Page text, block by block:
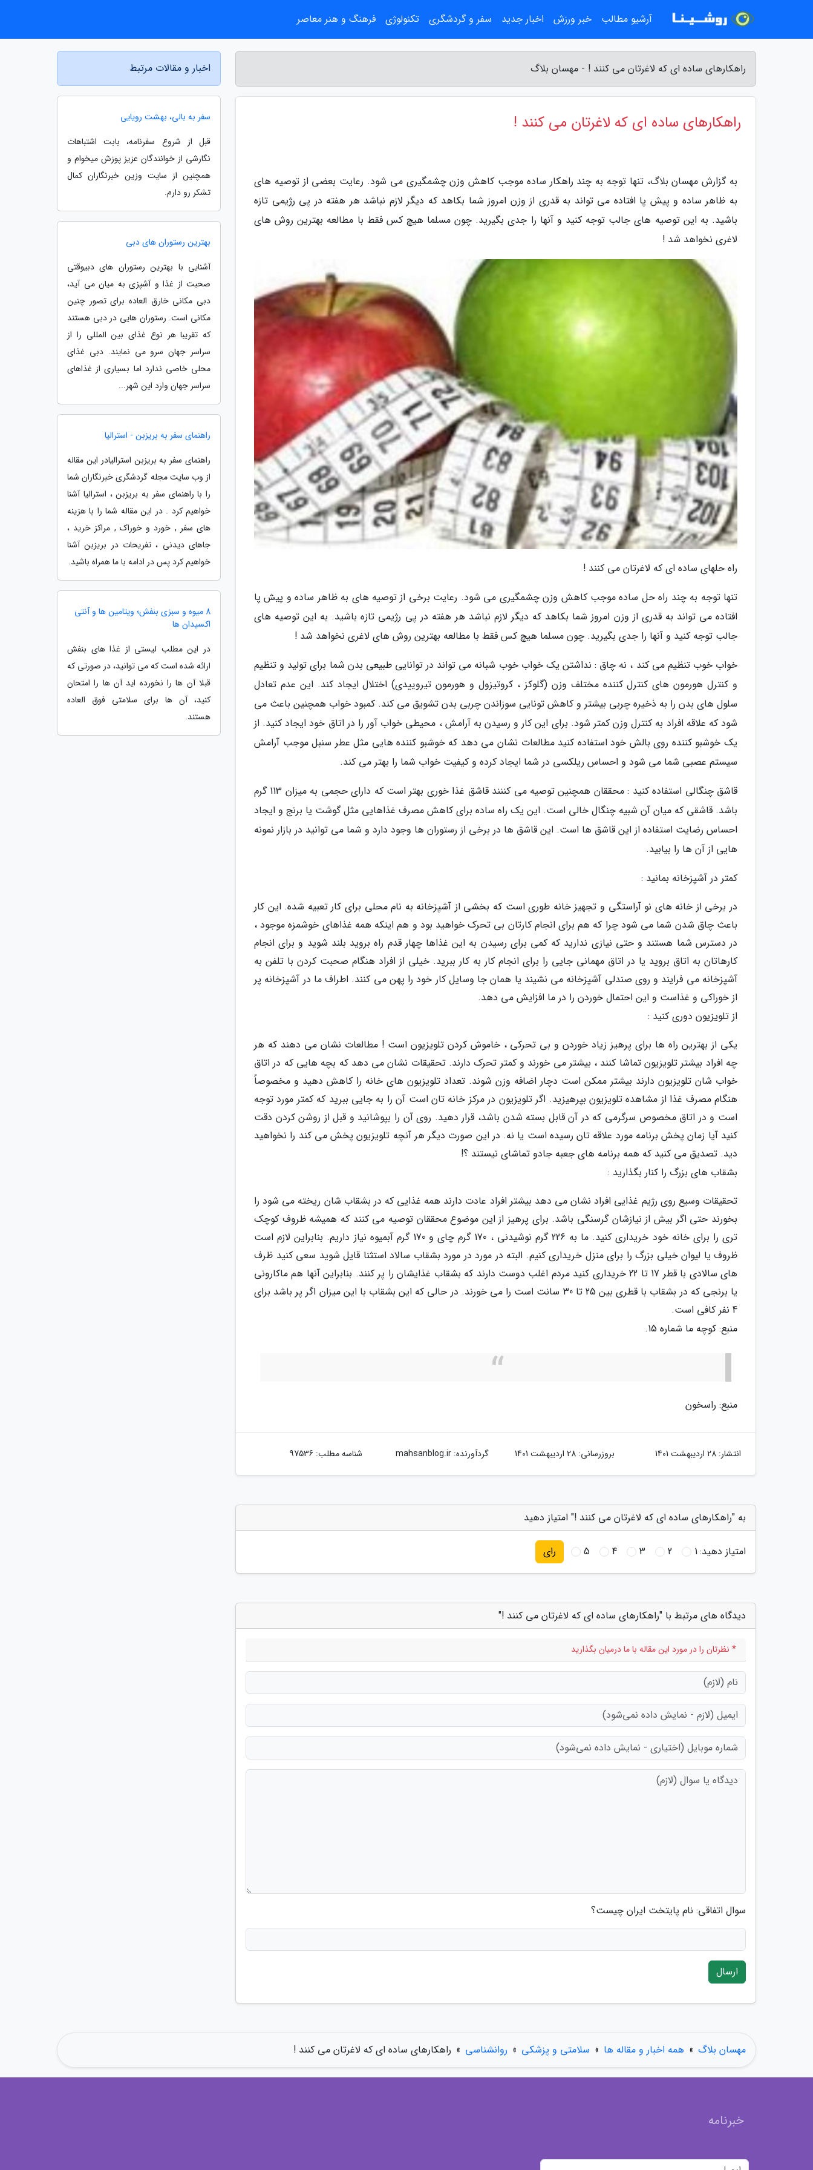
راهکارهای ساده ای که لاغرتان می کنند ! - مهسان بلاگ
راهکارهای ساده ای که لاغرتان می کنند !
به گزارش مهسان بلاگ، تنها توجه به چند راهکار ساده موجب کاهش وزن چشمگیری می شود. رعایت بعضی از توصیه های
به ظاهر ساده و پیش پا افتاده می تواند به قدری از وزن امروز شما بکاهد که دیگر لازم نباشد هر هفته در پی رژیمی تازه
باشید. به این توصیه های جالب توجه کنید و آنها را جدی بگیرید. چون مسلما هیچ کس فقط با مطالعه بهترین روش های
لاغری نخواهد شد !
راه حلهای ساده ای که لاغرتان می کنند !
تنها توجه به چند راه حل ساده موجب کاهش وزن چشمگیری می شود. رعایت برخی از توصیه های به ظاهر ساده و پیش پا
افتاده می تواند به قدری از وزن امروز شما بکاهد که دیگر لازم نباشد هر هفته در پی رژیمی تازه باشید. به این توصیه های
جالب توجه کنید و آنها را جدی بگیرید. چون مسلما هیچ کس فقط با مطالعه بهترین روش های لاغری نخواهد شد !
خواب خوب تنظیم می کند ، نه چاق : نداشتن یک خواب خوب شبانه می تواند در توانایی طبیعی بدن شما برای تولید و تنظیم
و کنترل هورمون های کنترل کننده مختلف وزن (گلوکز ، کروتیزول و هورمون تیروییدی) اختلال ایجاد کند. این عدم تعادل
سلول های بدن را به ذخیره چربی بیشتر و کاهش تونایی سوزاندن چربی بدن تشویق می کند. کمبود خواب همچنین باعث می
شود که علاقه افراد به کنترل وزن کمتر شود. برای این کار و رسیدن به آرامش ، محیطی خواب آور را در اتاق خود ایجاد کنید. از
یک خوشبو کننده روی بالش خود استفاده کنید مطالعات نشان می دهد که خوشبو کننده هایی مثل عطر سنبل موجب آرامش
سیستم عصبی شما می شود و احساس ریلکسی در شما ایجاد کرده و کیفیت خواب شما را بهتر می کند.
قاشق چنگالی استفاده کنید : محققان همچنین توصیه می کننند قاشق غذا خوری بهتر است که دارای حجمی به میزان 113 گرم
باشد. قاشقی که میان آن شبیه چنگال خالی است. این یک راه ساده برای کاهش مصرف غذاهایی مثل گوشت یا برنج و ایجاد
احساس رضایت استفاده از این قاشق ها است. این قاشق ها در برخی از رستوران ها وجود دارد و شما می توانید در بازار نمونه
هایی از آن ها را بیابید.
کمتر در آشپزخانه بمانید :
در برخی از خانه های نو آراستگی و تجهیز خانه طوری است که بخشی از آشپزخانه به نام محلی برای کار تعبیه شده. این کار
باعث چاق شدن شما می شود چرا که هم برای انجام کارتان بی تحرک خواهید بود و هم اینکه همه غذاهای خوشمزه موجود ،
در دسترس شما هستند و حتی نیازی ندارید که کمی برای رسیدن به این غذاها چهار قدم راه بروید بلند شوید و برای انجام
کارهاتان به اتاق بروید یا در اتاق مهمانی جایی را برای انجام کار به کار ببرید. خیلی از افراد هنگام صحبت کردن با تلفن به
آشپزخانه می فرایند و روی صندلی آشپزخانه می نشیند یا همان جا وسایل کار خود را پهن می کنند. اطراف ما در آشپزخانه پر
از خوراکی و غذاست و این احتمال خوردن را در ما افزایش می دهد.
از تلویزیون دوری کنید :
یکی از بهترین راه ها برای پرهیز زیاد خوردن و بی تحرکی ، خاموش کردن تلویزیون است ! مطالعات نشان می دهند که هر
چه افراد بیشتر تلویزیون تماشا کنند ، بیشتر می خورند و کمتر تحرک دارند. تحقیقات نشان می دهد که بچه هایی که در اتاق
خواب شان تلویزیون دارند بیشتر ممکن است دچار اضافه وزن شوند. تعداد تلویزیون های خانه را کاهش دهید و مخصوصاً
هنگام مصرف غذا از مشاهده تلویزیون بپرهیزید. اگر تلویزیون در مرکز خانه تان است آن را به جایی ببرید که کمتر مورد توجه
است و در اتاق مخصوص سرگرمی که در آن قابل بسته شدن باشد، قرار دهید. روی آن را بپوشانید و قبل از روشن کردن دقت
کنید آیا زمان پخش برنامه مورد علاقه تان رسیده است یا نه. در این صورت دیگر هر آنچه تلویزیون پخش می کند را نخواهید
دید. تصدیق می کنید که همه برنامه های جعبه جادو تماشای نیستند ؟!
بشقاب های بزرگ را کنار بگذارید :
تحقیقات وسیع روی رژیم غذایی افراد نشان می دهد بیشتر افراد عادت دارند همه غذایی که در بشقاب شان ریخته می شود را
بخورند حتی اگر بیش از نیازشان گرسنگی باشد. برای پرهیز از این موضوع محققان توصیه می کنند که همیشه ظروف کوچک
تری را برای خانه خود خریداری کنید. ما به 226 گرم نوشیدنی ، 170 گرم چای و 170 گرم آبمیوه نیاز داریم. بنابراین لازم است
ظروف یا لیوان خیلی بزرگ را برای منزل خریداری کنیم. البته در مورد در مورد بشقاب سالاد استثنا قایل شوید سعی کنید ظرف
های سالادی با قطر 17 تا 22 خریداری کنید مردم اغلب دوست دارند که بشقاب غذایشان را پر کنند. بنابراین آنها هم ماکارونی
یا برنجی که در بشقاب با قطری بین 25 تا 30 سانت است را می خورند. در حالی که این بشقاب با این میزان اگر پر باشد برای
4 نفر کافی است.
منبع: کوچه ما شماره 15.
منبع: راسخون
انتشار: 28 اردیبهشت 1401 بروزرسانی: 28 اردیبهشت 1401 گردآورنده:mahsanblog.ir شناسه مطلب: 97536
به "راهکارهای ساده ای که لاغرتان می کنند !" امتیاز دهید
امتیاز دهید:1
2
3
4
5 رای
دیدگاه های مرتبط با "راهکارهای ساده ای که لاغرتان می کنند !"
* نظرتان را در مورد این مقاله با ما درمیان بگذارید
سوال اتفاقی: نام پایتخت ایران چیست؟
ارسال
اخبار و مقالات مرتبط
سفر به بالی، بهشت رویایی
قبل از شروع سفرنامه، بابت اشتباهات
نگارشی از خوانندگان عزیز پوزش میخوام و
همچنین از سایت وزین خبرنگاران کمال
تشکر رو دارم.
بهترین رستوران های دبی
آشنایی با بهترین رستوران های دبیوقتی
صحبت از غذا و آشپزی به میان می آید،
دبی مکانی خارق العاده برای تصور چنین
مکانی است. رستوران هایی در دبی هستند
که تقریبا هر نوع غذای بین المللی را از
سراسر جهان سرو می نمایند. دبی غذای
محلی خاصی ندارد اما بسیاری از غذاهای
سراسر جهان وارد این شهر...
راهنمای سفر به بریزبن - استرالیا
راهنمای سفر به بریزبن استرالیادر این مقاله
از وب سایت مجله گردشگری خبرنگاران شما
را با راهنمای سفر به بریزبن ، استرالیا آشنا
خواهیم کرد . در این مقاله شما را با هزینه
های سفر , خورد و خوراک , مراکز خرید ،
جاهای دیدنی ، تفریحات در بریزبن آشنا
خواهیم کرد پس در ادامه با ما همراه باشید.
8 میوه و سبزی بنفش؛ ویتامین ها و آنتی
اکسیدان ها
در این مطلب لیستی از غذا های بنفش
ارائه شده است که می توانید، در صورتی که
قبلا آن ها را نخورده اید آن ها را امتحان
کنید، آن ها برای سلامتی فوق العاده
هستند.
مهسان بلاگ » همه اخبار و مقاله ها » سلامتی و پزشکی » روانشناسی » راهکارهای ساده ای که لاغرتان می کنند !
آرشیو مطالب خبر ورزش اخبار جدید سفر و گردشگری تکنولوژی فرهنگ و هنر معاصر
خبرنامه